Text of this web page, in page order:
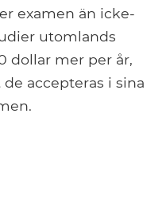
examen än icke-
utomlands
dollar mer per år,
accepteras i sina